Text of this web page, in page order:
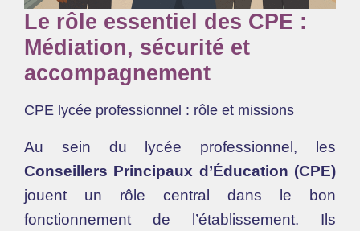
Le rôle essentiel des CPE :
Médiation, sécurité et
accompagnement
CPE lycée professionnel : rôle et missions
Au sein du lycée professionnel, les
Conseillers Principaux d’Éducation (CPE)
jouent un rôle central dans le bon
fonctionnement de l’établissement. Ils